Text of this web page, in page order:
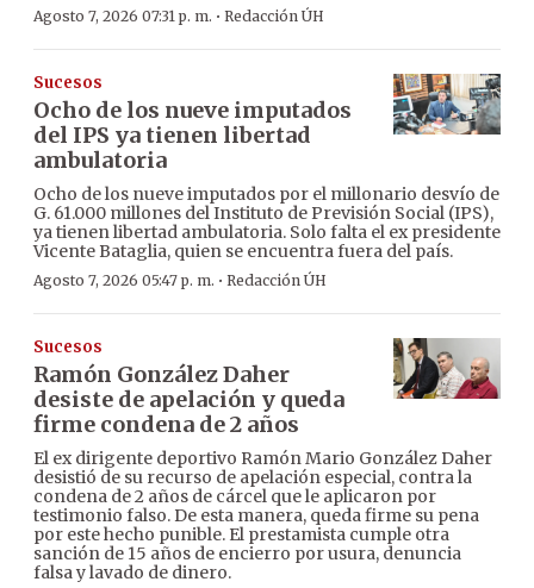
Agosto 7, 2026 07:31 p. m. · Redacción ÚH
Sucesos
Ocho de los nueve imputados
del IPS ya tienen libertad
ambulatoria
Ocho de los nueve imputados por el millonario desvío de
G. 61.000 millones del Instituto de Previsión Social (IPS),
ya tienen libertad ambulatoria. Solo falta el ex presidente
Vicente Bataglia, quien se encuentra fuera del país.
Agosto 7, 2026 05:47 p. m. · Redacción ÚH
Sucesos
Ramón González Daher
desiste de apelación y queda
firme condena de 2 años
El ex dirigente deportivo Ramón Mario González Daher
desistió de su recurso de apelación especial, contra la
condena de 2 años de cárcel que le aplicaron por
testimonio falso. De esta manera, queda firme su pena
por este hecho punible. El prestamista cumple otra
sanción de 15 años de encierro por usura, denuncia
falsa y lavado de dinero.